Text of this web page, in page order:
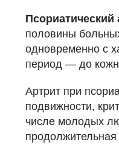
Псориатический
половины
одновременно с
период — до
Артрит при
подвижности,
числе молодых